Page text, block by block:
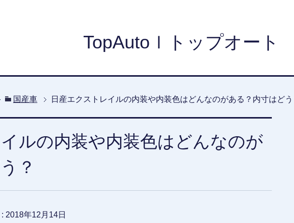
TopAutoｌトップオート
国産車 日産エクストレイルの内装や内装色はどんなのがある？内寸はどう
ルの内装や内装色はどんなのが
？
2018年12月14日